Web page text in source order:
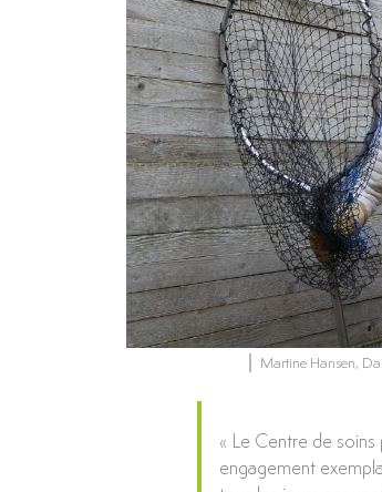
Martine Hansen,
« Le Centre de soins
engagement